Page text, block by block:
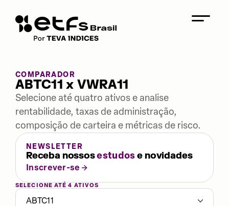
COMPARADOR
ABTC11 x VWRA11
Selecione até quatro ativos e analise
rentabilidade, taxas de administração,
composição de carteira e métricas de risco.
NEWSLETTER
Receba nossosestudose novidades
Inscrever-se
SELECIONE ATÉ 4 ATIVOS
ABTC11